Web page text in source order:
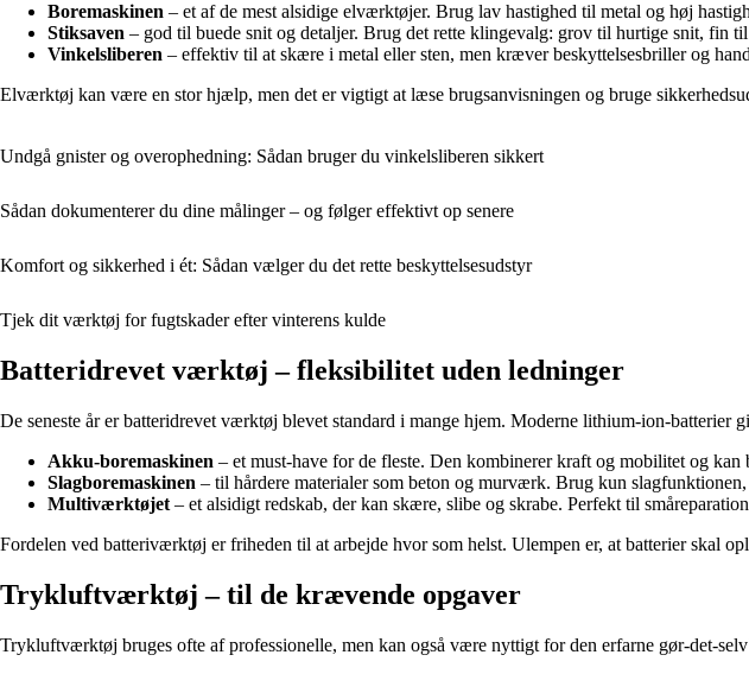
Boremaskinen – et af de mest alsidige elværktøjer. Brug lav hastighed til metal og høj
Stiksaven – god til buede snit og detaljer. Brug det rette klingevalg: grov til hurtige snit, fin
Vinkelsliberen – effektiv til at skære i metal eller sten, men kræver beskyttelsesbriller og
Elværktøj kan være en stor hjælp, men det er vigtigt at læse brugsanvisningen og bruge
Undgå gnister og overophedning: Sådan bruger du vinkelsliberen sikkert
Sådan dokumenterer du dine målinger – og følger effektivt op senere
Komfort og sikkerhed i ét: Sådan vælger du det rette beskyttelsesudstyr
Tjek dit værktøj for fugtskader efter vinterens kulde
Batteridrevet værktøj – fleksibilitet uden ledninger
De seneste år er batteridrevet værktøj blevet standard i mange hjem. Moderne lithium-ion-batterier
Akku-boremaskinen – et must-have for de fleste. Den kombinerer kraft og mobilitet og
Slagboremaskinen – til hårdere materialer som beton og murværk. Brug kun
Multiværktøjet – et alsidigt redskab, der kan skære, slibe og skrabe. Perfekt til
Fordelen ved batteriværktøj er friheden til at arbejde hvor som helst. Ulempen er, at batterier skal
Trykluftværktøj – til de krævende opgaver
Trykluftværktøj bruges ofte af professionelle, men kan også være nyttigt for den erfarne gør-det-